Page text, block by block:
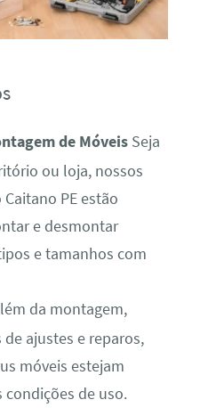
de MóveisSeja
ou loja, nossos
PE estão
e desmontar
e tamanhos com
da montagem,
ajustes e reparos,
móveis estejam
de uso.